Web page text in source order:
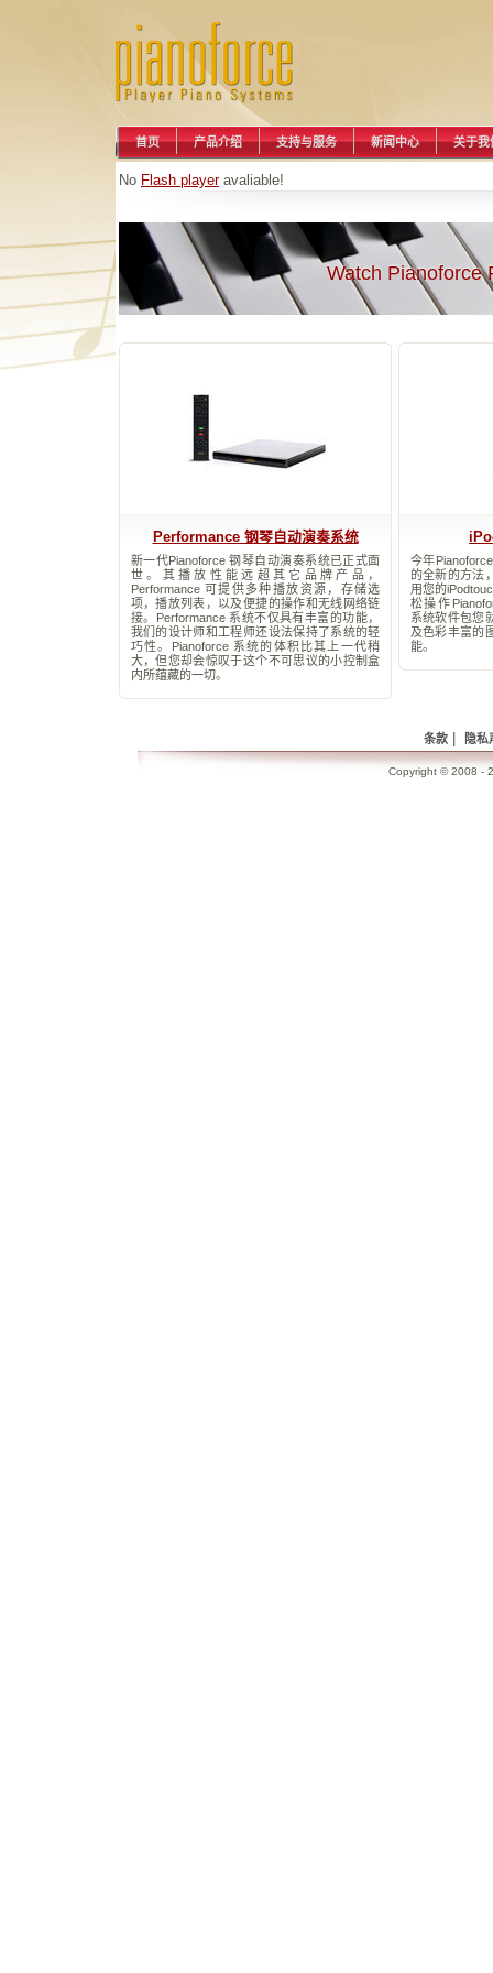
首页 产品介绍 支持与服务 新闻中心 关于我
No Flash playeravaliable!
Watch Pianoforce
Performance 钢琴自动演奏系统
新一代Pianoforce 钢琴自动演奏系统已正式面
世。其播放性能远超其它品牌产品，
Performance 可提供多种播放资源，存储选
项，播放列表，以及便捷的操作和无线网络链
接。Performance 系统不仅具有丰富的功能，
我们的设计师和工程师还设法保持了系统的轻
巧性。Pianoforce 系统的体积比其上一代稍
大，但您却会惊叹于这个不可思议的小控制盒
内所蕴藏的一切。
今年
的全新的方法
用您的
松操作
系统软件包您
及色彩丰富的
能。
条款 隐私
Copyright © 2008 -